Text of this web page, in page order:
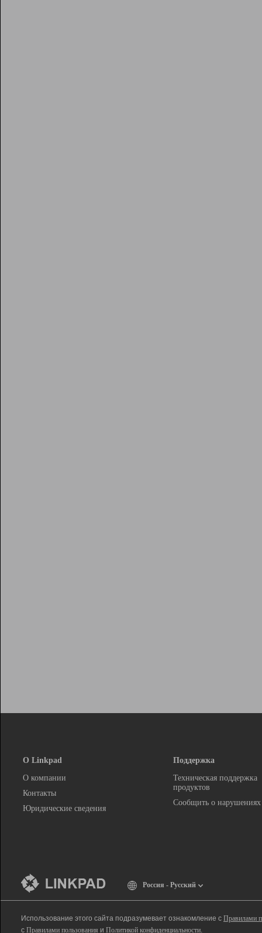
О Linkpad
О компании
Контакты
Юридические сведения
Поддержка
Техническая поддержка
продуктов
Сообщить о нарушениях
Россия - Русский
Использование этого сайта подразумевает ознакомление с Правилами
с Правилами пользования и Политикой конфиденциальности.